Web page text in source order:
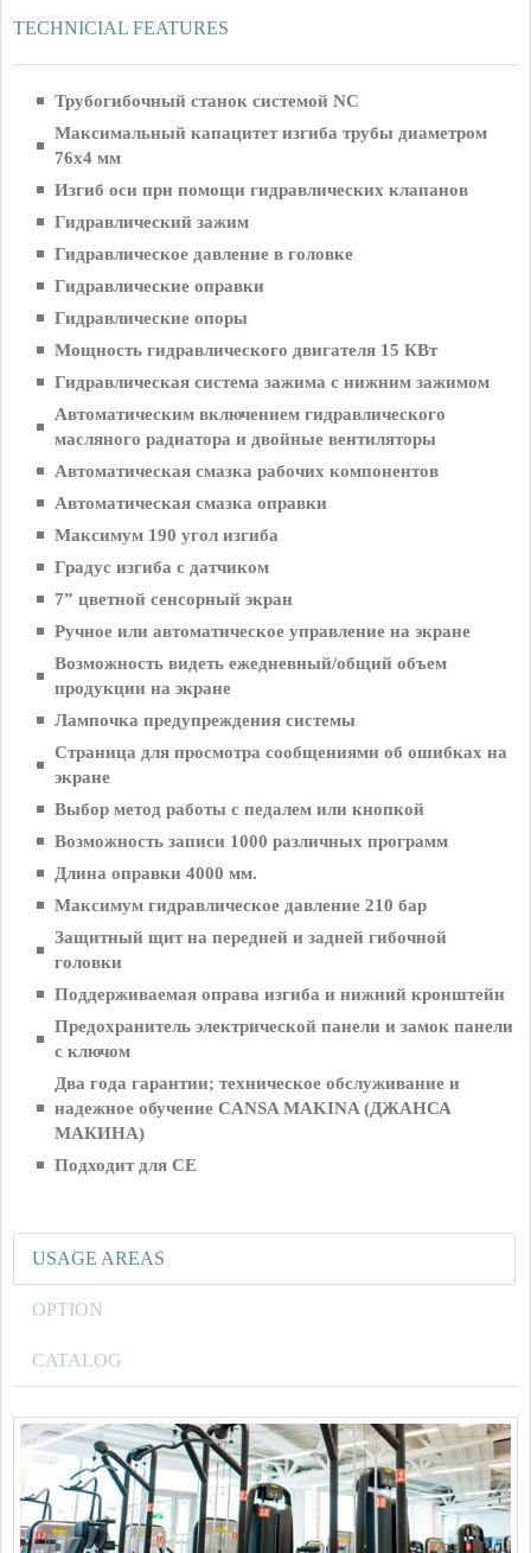
TECHNICIAL FEATURES
Трубогибочный станок системой NC
Максимальный капацитет изгиба трубы диаметром
76х4 мм
Изгиб оси при помощи гидравлических клапанов
Гидравлический зажим
Гидравлическое давление в головке
Гидравлические оправки
Гидравлические опоры
Мощность гидравлического двигателя 15 КВт
Гидравлическая система зажима с нижним зажимом
Автоматическим включением гидравлического
масляного радиатора и двойные вентиляторы
Автоматическая смазка рабочих компонентов
Автоматическая смазка оправки
Максимум 190 угол изгиба
Градус изгиба с датчиком
7” цветной сенсорный экран
Ручное или автоматическое управление на экране
Возможность видеть ежедневный/общий объем
продукции на экране
Лампочка предупреждения системы
Страница для просмотра сообщениями об ошибках на
экране
Выбор метод работы с педалем или кнопкой
Возможность записи 1000 различных программ
Длина оправки 4000 мм.
Максимум гидравлическое давление 210 бар
Защитный щит на передней и задней гибочной
головки
Поддерживаемая оправа изгиба и нижний кронштейн
Предохранитель электрической панели и замок панели
с ключом
Два года гарантии; техническое обслуживание и
надежное обучение CANSA MAKINA (ДЖАНСА
МАКИНА)
Подходит для CE
USAGE AREAS
OPTION
CATALOG